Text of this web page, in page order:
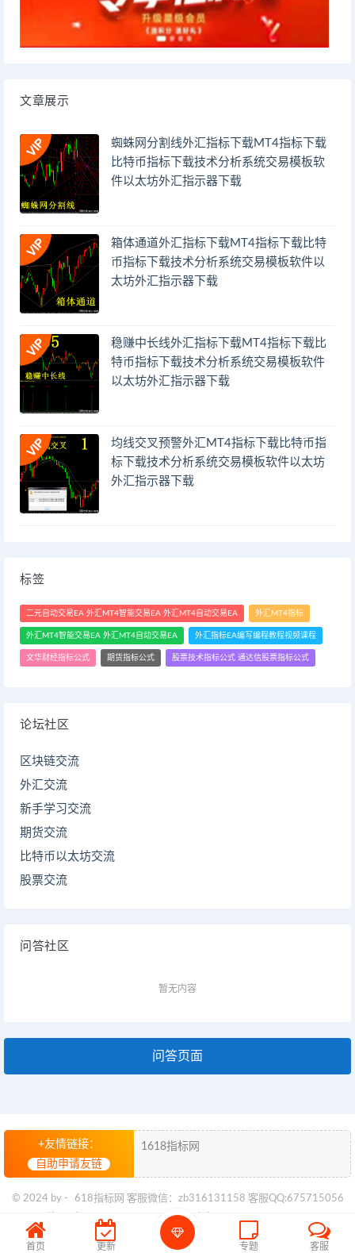
文章展示
蜘蛛网分割线外汇指标下载MT4指标下载
比特币指标下载技术分析系统交易模板软
件以太坊外汇指示器下载
箱体通道外汇指标下载MT4指标下载比特
币指标下载技术分析系统交易模板软件以
太坊外汇指示器下载
稳赚中长线外汇指标下载MT4指标下载比
特币指标下载技术分析系统交易模板软件
以太坊外汇指示器下载
均线交叉预警外汇MT4指标下载比特币指
标下载技术分析系统交易模板软件以太坊
外汇指示器下载
标签
二元自动交易EA 外汇MT4智能交易EA 外汇MT4自动交易EA 外汇MT4指标
外汇MT4智能交易EA 外汇MT4自动交易EA 外汇指标EA编写编程教程视频课程
文华财经指标公式 期货指标公式 股票技术指标公式 通达信股票指标公式
论坛社区
区块链交流
外汇交流
新手学习交流
期货交流
比特币以太坊交流
股票交流
问答社区
暂无内容
问答页面
+友情链接：
自助申请友链
1618指标网
© 2024 by - 618指标网 客服微信：zb316131158 客服QQ:675715056
苏ICP备2024094960号
苏公网安备32028102003527号
首页 更新 专题 客服